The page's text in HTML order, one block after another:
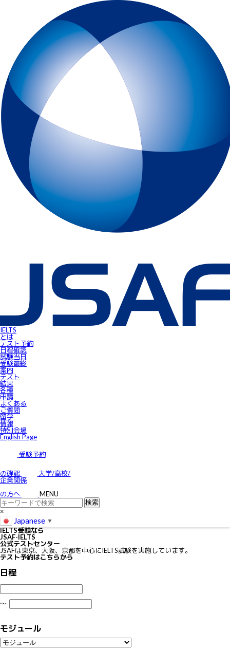
IELTS
とは
テスト予約
日程確認
試験当⽇
受験最終
案内
テスト
結果
各種
申請
よくある
ご質問
留学
情報
特別会場
English Page
受験予約
の確認
大学/高校/
企業関係
の方へ
MENU
×
Japanese ▼
IELTS受験なら
JSAF-IELTS
公式テストセンター
JSAFは東京、大阪、京都を中心にIELTS試験を実施しています。
テスト予約はこちらから
日程
〜
モジュール
トップページ
IELTSとは
初めてIELTSを受験する方
テスト予約
一般会場申込みページ
特別会場申込みページ
IELTS チャイルド・プロテクション・ポリシー（18歳未満の受験者対象
スピーキングテスト日時リクエスト
受験最終案内
各種申請
IELTSコンピューター版
IELTS One Skill Retake
チュートリアル動画
IELTS練習問題（コンピューター版）
キーボードと機能について
IELTSペーパー版
IELTS 練習問題（ペーパー版）
高校生の皆様へ
JSAF-IELTS 団体受験（特別会場実施）およびIELTSセミナー
IELTS推進校
JSAF-IELTS Academic Partner
IELTSティーチャー・トレーニング・コース
英語担当教員向け IELTS受験料助成制度
IELTSで移住・就職（ジェネラル・トレーニング・モジュールについて
IELTSのクオリティーと公平性の確保について
無料IELTSオンラインコース
James⼩⾕のIELTS必勝攻略㊙講座
IELTS Masterclass Webinar
ワンポイント・アドバイス動画
JSAF-IELTS Academic Supervisor
IELTSサクセスストーリー
IELTSオンラインセミナー
Prepare for IELTS
Book Your Test
Apply for IELTS at Public Venue
Request for Speaking Test Date/Time
Final Information
FAQ
Access
Results
IELTS東梅田｜JSAF-IELTS公式テストセンター 大阪（JP112）
IELTS京都｜JSAF-IELTS公式テストセンター 京都（JP112）
学部留学
語学留学
サイトマップ
アクセス
特定商取引に関する法律に基づく表示
個人情報の取り扱いについて
IELTSの個⼈情報の取り扱いについて
免責事項
利用規約